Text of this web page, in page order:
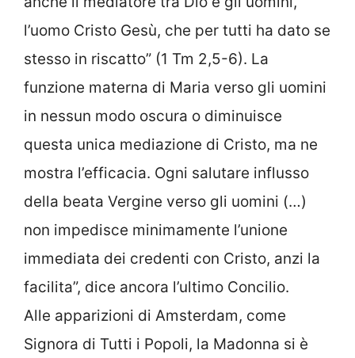
l’uomo Cristo Gesù, che per tutti ha dato se
stesso in riscatto” (1 Tm 2,5-6). La
funzione materna di Maria verso gli uomini
in nessun modo oscura o diminuisce
questa unica mediazione di Cristo, ma ne
mostra l’efficacia. Ogni salutare influsso
della beata Vergine verso gli uomini (…)
non impedisce minimamente l’unione
immediata dei credenti con Cristo, anzi la
facilita”, dice ancora l’ultimo Concilio.
Alle apparizioni di Amsterdam, come
Signora di Tutti i Popoli, la Madonna si è